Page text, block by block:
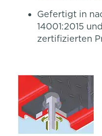
Gefertigt in
14001:2015
zertifizierten